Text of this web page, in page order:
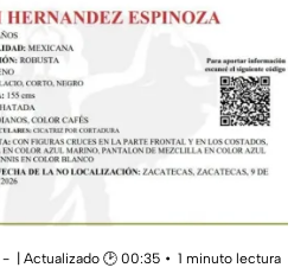
| Actualizado 🕑 00:35
1 minuto lectura